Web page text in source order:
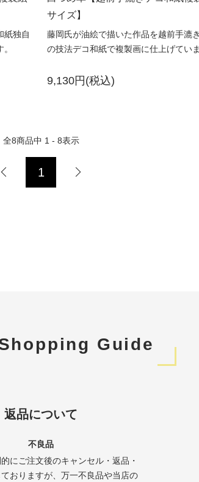
紙独自
サイズ】
藤岡氏が油絵で描いた作品を越前手漉
の技法デコ和紙で複製画に仕上げていま
9,130円(税込)
全8商品中 1 - 8表示
1
Guide
返品について
不良品
にご注文後のキャンセル・返品・
おりますが、万一不良品や当店の